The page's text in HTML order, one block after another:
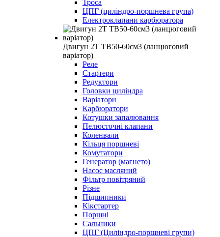
Троса
ЦПГ (циліндро-поршнева група)
Електроклапани карбюратора
Двигун 2Т TB50-60см3 (ланцюговий
варіатор)
Реле
Стартери
Редуктори
Головки циліндра
Варіатори
Карбюратори
Котушки запалювання
Пелюсточні клапани
Коленвали
Кільця поршневі
Комутатори
Генератор (магнето)
Насос масляний
Фільтр повітряний
Різне
Підшипники
Кікстартер
Поршні
Сальники
ЦПГ (Циліндро-поршневі групи)